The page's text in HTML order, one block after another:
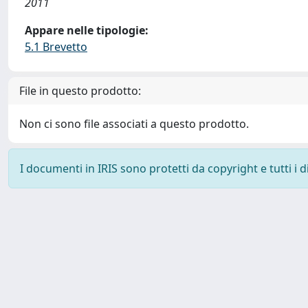
Appare nelle tipologie:
5.1 Brevetto
File in questo prodotto:
Non ci sono file associati a questo prodotto.
I documenti in IRIS sono protetti da copyright e tutti i